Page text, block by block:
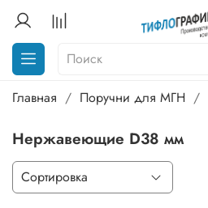
Главная Поручни для МГН
Нержавеющие D38 мм